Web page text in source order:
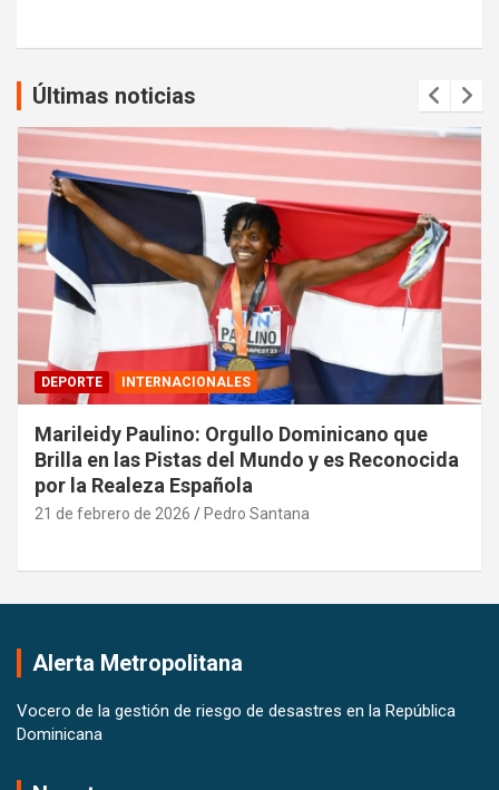
Últimas noticias
DEPORTE INTERNACIONALES
Marileidy Paulino: Orgullo Dominicano que
Brilla en las Pistas del Mundo y es Reconocida
por la Realeza Española
21 de febrero de 2026 Pedro Santana
Alerta Metropolitana
Vocero de la gestión de riesgo de desastres en la República
Dominicana